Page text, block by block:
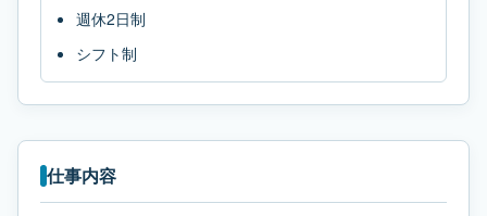
週休2日制
シフト制
仕事内容